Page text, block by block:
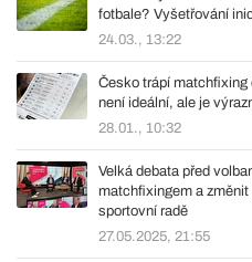
fotbale? Vyšetřování
24.03., 13:22
Česko trápí
není ideální, ale je
28.01., 10:32
Velká debata před
matchfixingem a
sportovní radě
27.05.2025, 21:55